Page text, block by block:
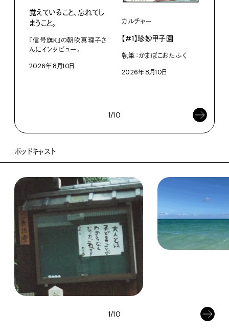
覚えていること、忘れてし
まうこと。
『信号旗K』の朝吹真理子さ
んにインタビュー。
2026年8月10日
カルチャー
【#1】珍妙甲子園
執筆：かまぼこおたふく
2026年8月10日
1/10
ポッドキャスト
1/10